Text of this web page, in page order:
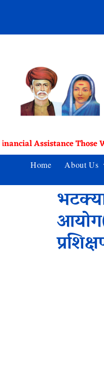
Assistance Those
Home About Us